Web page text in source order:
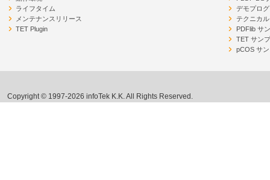
ライフタイム
メンテナンスリリース
TET Plugin
デモプロ
テクニカ
PDFlib サ
TET サン
pCOS サ
Copyright © 1997-2026 infoTek K.K. All Rights Reserved.